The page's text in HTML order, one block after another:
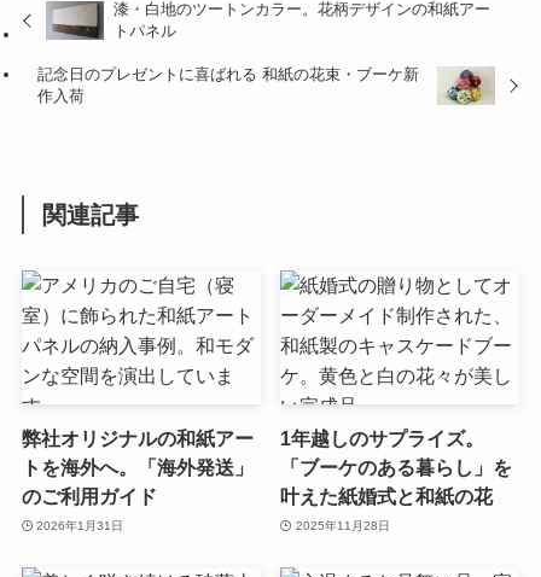
漆・白地のツートンカラー。花柄デザインの和紙アー
トパネル
記念日のプレゼントに喜ばれる 和紙の花束・ブーケ新
作入荷
関連記事
弊社オリジナルの和紙アー
トを海外へ。「海外発送」
のご利用ガイド
2026年1月31日
1年越しのサプライズ。
「ブーケのある暮らし」を
叶えた紙婚式と和紙の花
2025年11月28日